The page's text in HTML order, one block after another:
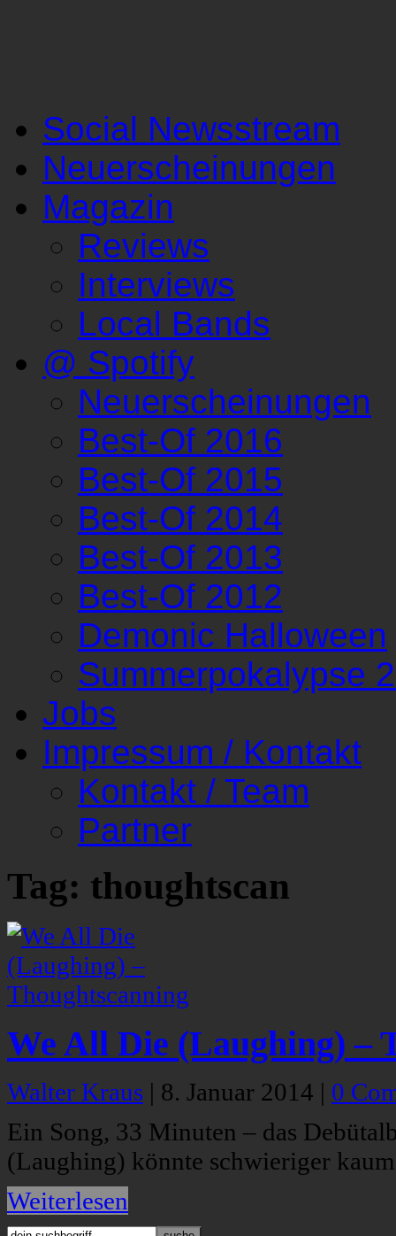
Social Newsstream
Neuerscheinungen
Magazin
Reviews
Interviews
Local Bands
@ Spotify
Neuerscheinungen
Best-Of 2016
Best-Of 2015
Best-Of 2014
Best-Of 2013
Best-Of 2012
Demonic Halloween
Summerpokalypse
Jobs
Impressum / Kontakt
Kontakt / Team
Partner
Tag: thoughtscan
We All Die (Laughing) –
Walter Kraus | 8. Januar 2014 | 0
Ein Song, 33 Minuten – das
(Laughing) könnte schwieriger
Weiterlesen